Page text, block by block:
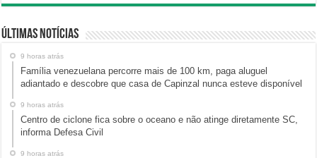
Últimas Notícias
9 horas atrás
Família venezuelana percorre mais de 100 km, paga aluguel
adiantado e descobre que casa de Capinzal nunca esteve disponível
9 horas atrás
Centro de ciclone fica sobre o oceano e não atinge diretamente SC,
informa Defesa Civil
9 horas atrás